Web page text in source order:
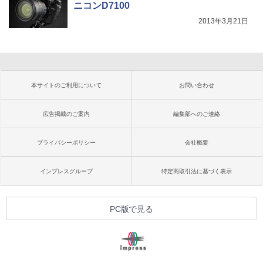
ニコンD7100
2013年3月21日
本サイトのご利用について お問い合わせ
広告掲載のご案内 編集部へのご連絡
プライバシーポリシー 会社概要
インプレスグループ 特定商取引法に基づく表示
PC版で見る